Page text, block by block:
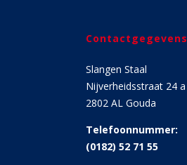
Contactgegevens
Slangen Staal
Nijverheidsstraat 24 a
2802 AL Gouda
Telefoonnummer:
(0182) 52 71 55